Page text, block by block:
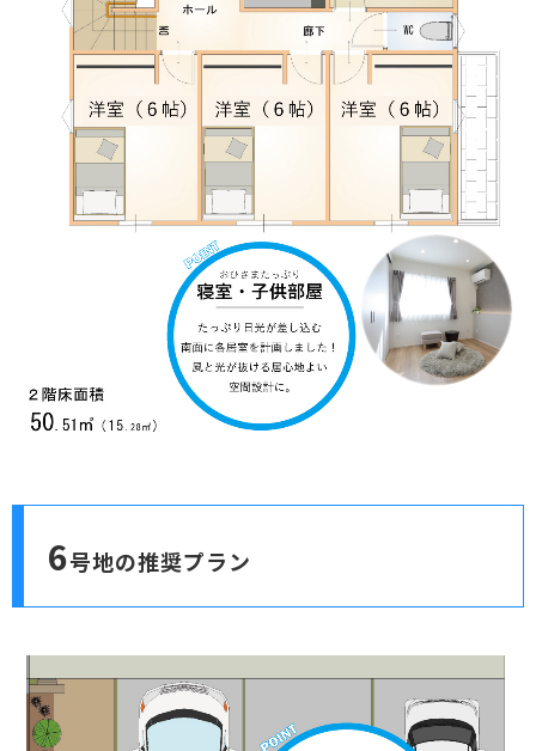
6号地の推奨プラン